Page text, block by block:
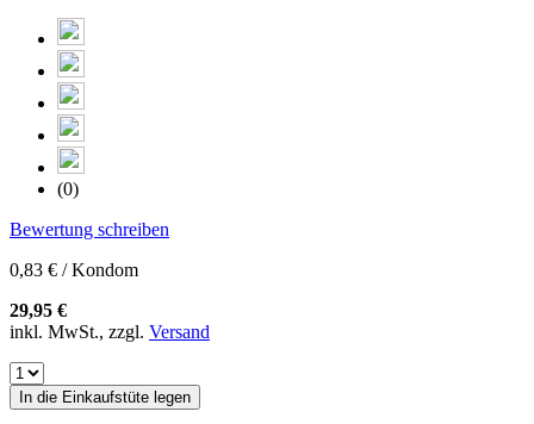
(0)
Bewertung schreiben
0,83 € / Kondom
29,95 €
inkl. MwSt., zzgl. Versand
In die Einkaufstüte legen